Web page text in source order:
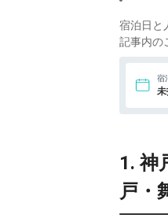
8. 南紀
トホ
ル三
10.ギ
11.リ
宿泊日と
記事内の
宿
1. 神
戸・